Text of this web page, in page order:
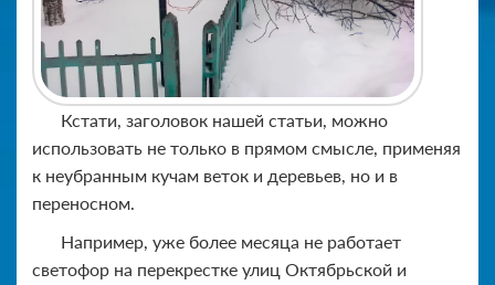
Кстати, заголовок нашей статьи, можно
использовать не только в прямом смысле, применяя
к неубранным кучам веток и деревьев, но и в
переносном.
Например, уже более месяца не работает
светофор на перекрестке улиц Октябрьской и